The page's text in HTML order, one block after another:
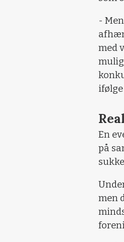
-
med
ifølge
En
på
men